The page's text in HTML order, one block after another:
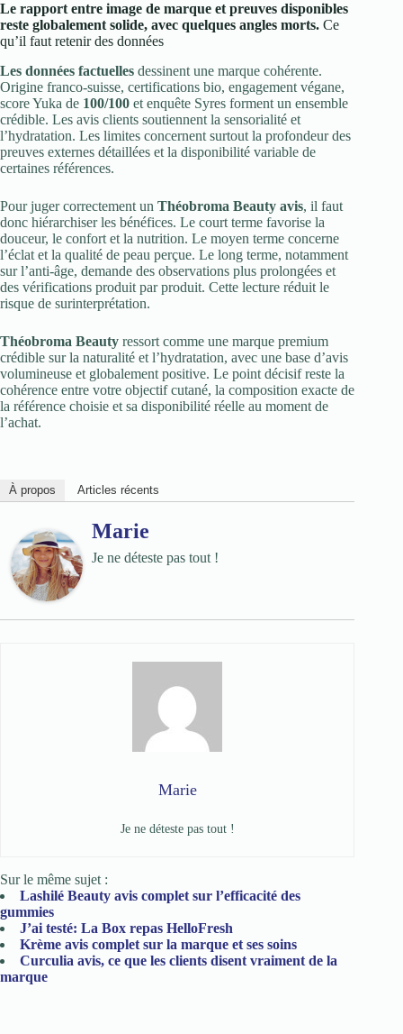
Le rapport entre image de marque et preuves disponibles
reste globalement solide, avec quelques angles morts. Ce
qu’il faut retenir des données
Les données factuelles dessinent une marque cohérente.
Origine franco-suisse, certifications bio, engagement végane,
score Yuka de 100/100 et enquête Syres forment un ensemble
crédible. Les avis clients soutiennent la sensorialité et
l’hydratation. Les limites concernent surtout la profondeur des
preuves externes détaillées et la disponibilité variable de
certaines références.
Pour juger correctement un Théobroma Beauty avis, il faut
donc hiérarchiser les bénéfices. Le court terme favorise la
douceur, le confort et la nutrition. Le moyen terme concerne
l’éclat et la qualité de peau perçue. Le long terme, notamment
sur l’anti-âge, demande des observations plus prolongées et
des vérifications produit par produit. Cette lecture réduit le
risque de surinterprétation.
Théobroma Beauty ressort comme une marque premium
crédible sur la naturalité et l’hydratation, avec une base d’avis
volumineuse et globalement positive. Le point décisif reste la
cohérence entre votre objectif cutané, la composition exacte de
la référence choisie et sa disponibilité réelle au moment de
l’achat.
À propos Articles récents
Marie
Je ne déteste pas tout !
Marie
Je ne déteste pas tout !
Sur le même sujet :
Lashilé Beauty avis complet sur l’efficacité des
gummies
J’ai testé: La Box repas HelloFresh
Krème avis complet sur la marque et ses soins
Curculia avis, ce que les clients disent vraiment de la
marque